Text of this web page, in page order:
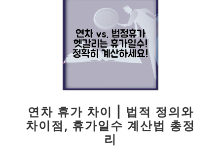
연차 휴가 차이 | 법적 정의와
차이점, 휴가일수 계산법 총정
리